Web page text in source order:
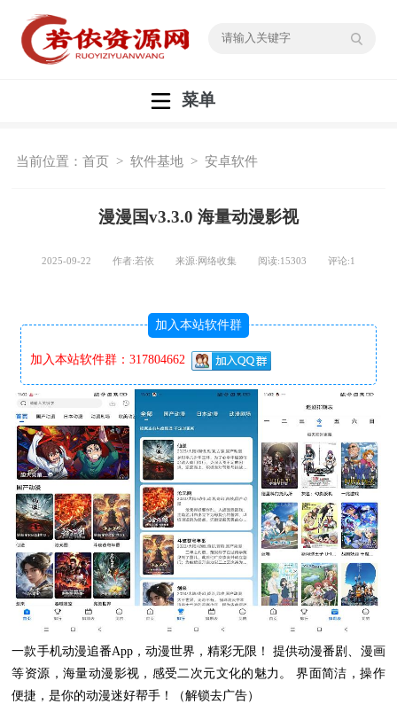
菜单
当前位置：首页 >软件基地 >安卓软件
漫漫国v3.3.0 海量动漫影视
2025-09-22 作者:若依 来源:网络收集 阅读:15303 评论:1
加入本站软件群
加入本站软件群：317804662
一款手机动漫追番App，动漫世界，精彩无限！ 提供动漫番剧、漫画
等资源，海量动漫影视，感受二次元文化的魅力。 界面简洁，操作
便捷，是你的动漫迷好帮手！（解锁去广告）